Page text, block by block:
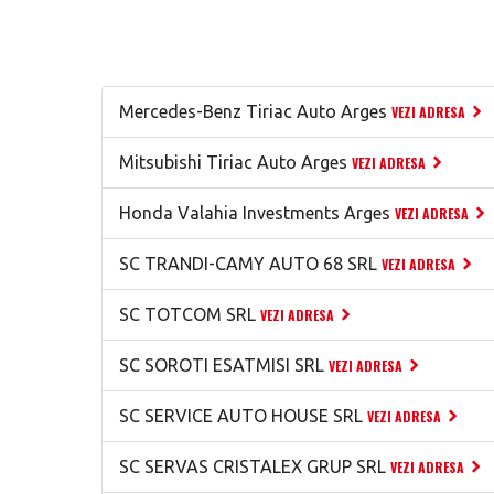
Mercedes-Benz Tiriac Auto Arges VEZI ADRESA
Mitsubishi Tiriac Auto Arges VEZI ADRESA
Honda Valahia Investments Arges VEZI ADRESA
SC TRANDI-CAMY AUTO 68 SRL VEZI ADRESA
SC TOTCOM SRL VEZI ADRESA
SC SOROTI ESATMISI SRL VEZI ADRESA
SC SERVICE AUTO HOUSE SRL VEZI ADRESA
SC SERVAS CRISTALEX GRUP SRL VEZI ADRESA